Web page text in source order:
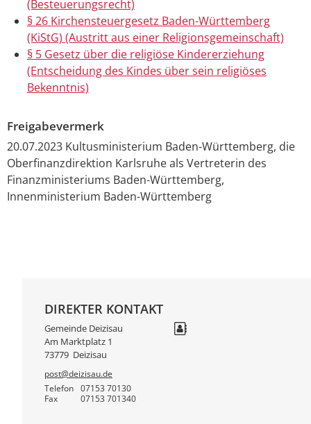
(Besteuerungsrecht)
§ 26 Kirchensteuergesetz Baden-Württemberg
(KiStG) (Austritt aus einer Religionsgemeinschaft)
§ 5 Gesetz über die religiöse Kindererziehung
(Entscheidung des Kindes über sein religiöses
Bekenntnis)
Freigabevermerk
20.07.2023 Kultusministerium Baden-Württemberg, die
Oberfinanzdirektion Karlsruhe als Vertreterin des
Finanzministeriums Baden-Württemberg,
Innenministerium Baden-Württemberg
DIREKTER KONTAKT
Gemeinde Deizisau
Am Marktplatz 1
73779 Deizisau
post@deizisau.de
Telefon
07153 70130
Fax 07153 701340